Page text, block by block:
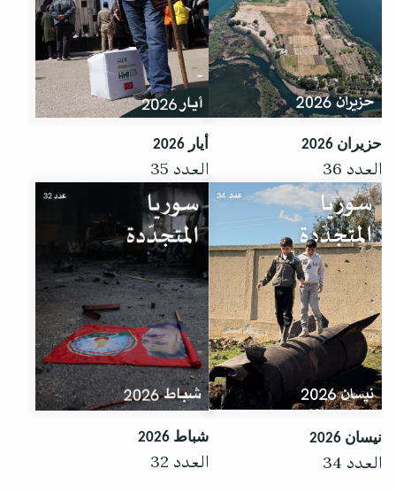
حزيران 2026
العدد 36
أيار 2026
العدد 35
نيسان 2026
العدد 34
شباط 2026
العدد 32